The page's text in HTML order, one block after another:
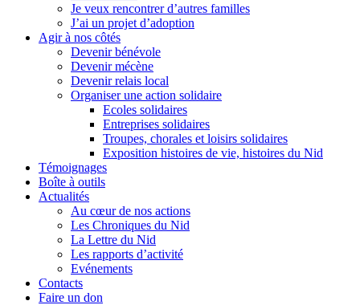
Je veux rencontrer d’autres familles
J’ai un projet d’adoption
Agir à nos côtés
Devenir bénévole
Devenir mécène
Devenir relais local
Organiser une action solidaire
Ecoles solidaires
Entreprises solidaires
Troupes, chorales et loisirs solidaires
Exposition histoires de vie, histoires du Nid
Témoignages
Boîte à outils
Actualités
Au cœur de nos actions
Les Chroniques du Nid
La Lettre du Nid
Les rapports d’activité
Evénements
Contacts
Faire un don